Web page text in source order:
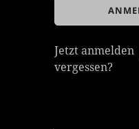
Jetzt anmelden
vergessen?